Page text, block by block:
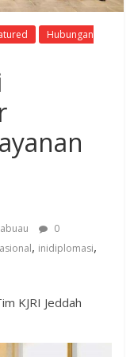
Hubungan
0
, inidiplomasi,
KJRI Jeddah